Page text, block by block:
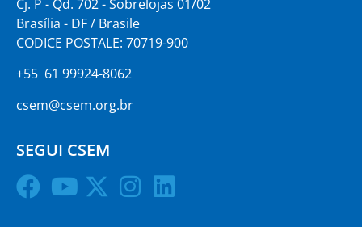
Cj. P - Qd. 702 - Sobrelojas 01/02
Brasília - DF / Brasile
CODICE POSTALE: 70719-900
+55 61 99924-8062
csem@csem.org.br
SEGUI CSEM